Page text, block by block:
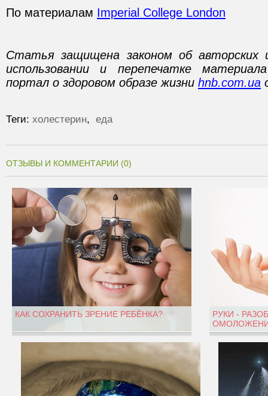
По материалам Imperial College London
Статья защищена законом об авторских
использовании и перепечатке
портал о здоровом образе жизни hnb.com.ua
Теги: холестерин, еда
ОТЗЫВЫ И КОММЕНТАРИИ (0)
КАК СОХРАНИТЬ ЗРЕНИЕ РЕБЁНКА?
РУКИ -